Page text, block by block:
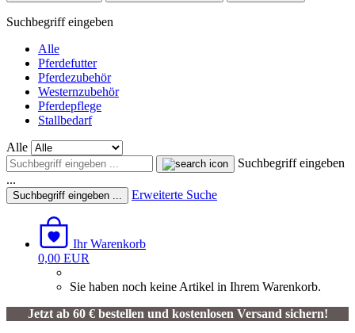
Suchbegriff eingeben
Alle
Pferdefutter
Pferdezubehör
Westernzubehör
Pferdepflege
Stallbedarf
Alle
Suchbegriff eingeben
...
Suchbegriff eingeben ... Erweiterte Suche
Ihr Warenkorb
0,00 EUR
Sie haben noch keine Artikel in Ihrem Warenkorb.
Jetzt ab 60 € bestellen und kostenlosen Versand sichern!